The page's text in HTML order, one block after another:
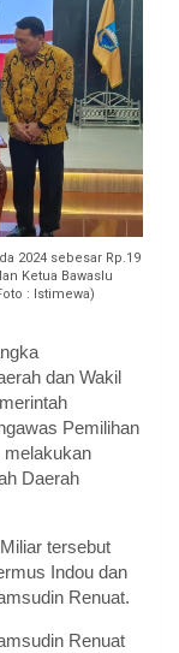
2024 sebesar Rp.19
Ketua Bawaslu
: Istimewa)
dan Wakil
Pemilihan
melakukan
Daerah
tersebut
Indou dan
Renuat.
Renuat